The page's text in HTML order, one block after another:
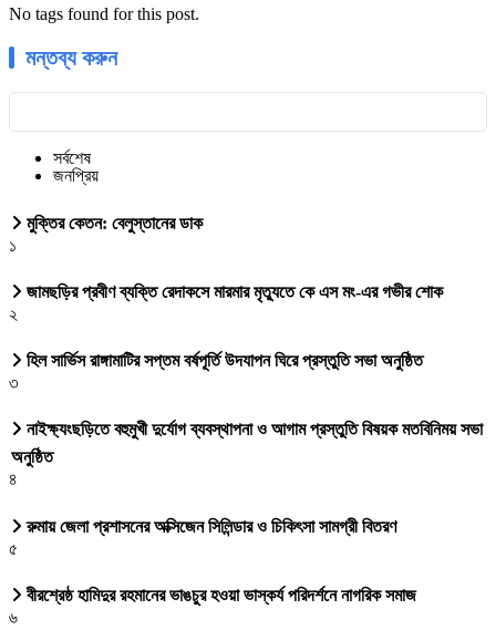
No tags found for this post.
মন্তব্য করুন
সর্বশেষ
জনপ্রিয়
মুক্তির কেতন: বেলুস্তানের ডাক
১
জামছড়ির প্রবীণ ব্যক্তি রেদাকসে মারমার মৃত্যুতে কে এস মং-এর গভীর শোক
২
হিল সার্ভিস রাঙ্গামাটির সপ্তম বর্ষপূর্তি উদযাপন ঘিরে প্রস্তুতি সভা অনুষ্ঠিত
৩
নাইক্ষ্যংছড়িতে বহুমুখী দুর্যোগ ব্যবস্থাপনা ও আগাম প্রস্তুতি বিষয়ক মতবিনিময় সভা
অনুষ্ঠিত
৪
রুমায় জেলা প্রশাসনের অক্সিজেন সিলিন্ডার ও চিকিৎসা সামগ্রী বিতরণ
৫
বীরশ্রেষ্ঠ হামিদুর রহমানের ভাঙচুর হওয়া ভাস্কর্য পরিদর্শনে নাগরিক সমাজ
৬